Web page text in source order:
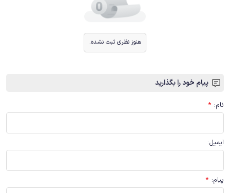
هنوز نظری ثبت نشده.
پیام خود را بگذارید
نام:
*
ایمیل:
پیام:
*